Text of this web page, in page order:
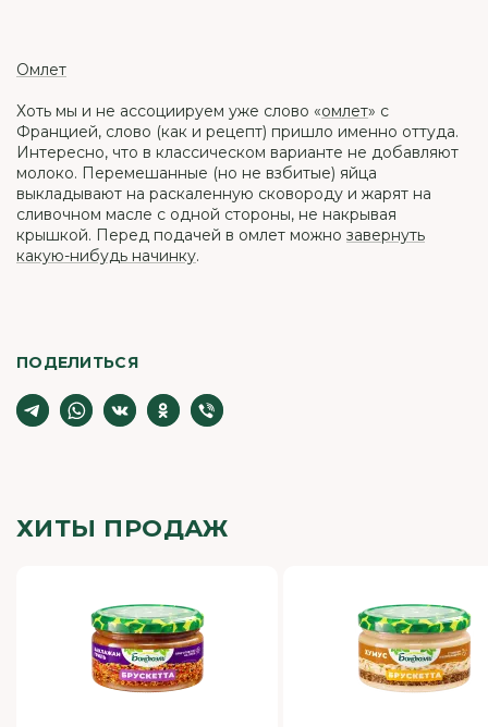
Омлет
Хоть мы и не ассоциируем уже слово «омлет» с
Францией, слово (как и рецепт) пришло именно оттуда.
Интересно, что в классическом варианте не добавляют
молоко. Перемешанные (но не взбитые) яйца
выкладывают на раскаленную сковороду и жарят на
сливочном масле с одной стороны, не накрывая
крышкой. Перед подачей в омлет можно завернуть
какую-нибудь начинку.
ПОДЕЛИТЬСЯ
ХИТЫ ПРОДАЖ